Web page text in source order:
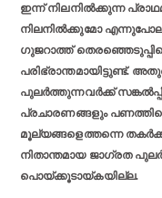
ഇന്ന് നിലനില്‍ക്കുന്ന
നിലനില്‍ക്കുമോ
ഗുജറാത്ത്
പരിഭ്രാന്തമായിട്ടുണ്ട്.
പുലര്‍ത്തുന്നവര്‍ക്ക്
പ്രചാരണങ്ങളും
മൂല്യങ്ങളെത്തന്നെ
നിതാന്തമായ ജാഗ്രത
പൊയ്ക്കൂടായ്കയില്ല.